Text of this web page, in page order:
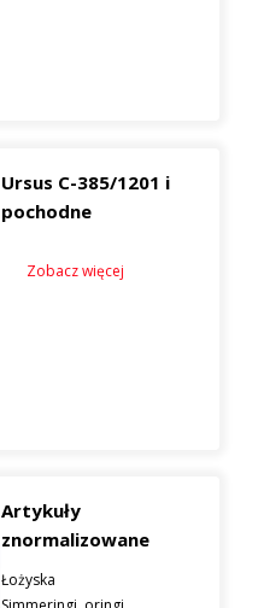
Ursus C-385/1201 i
pochodne
Zobacz więcej
Artykuły
znormalizowane
Łożyska